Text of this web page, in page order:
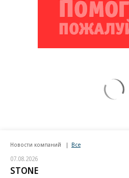
Новости компаний Все
07.08.2026
STONE